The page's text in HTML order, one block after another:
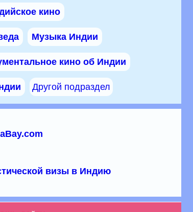
кино
Музыка Индии
кино об Индии
Другой подраздел
визы в Индию